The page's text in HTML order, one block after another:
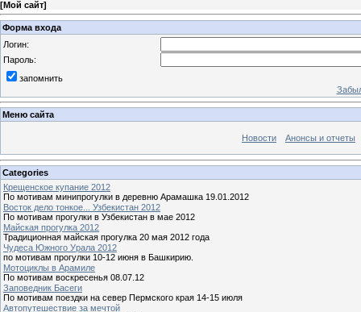
[Мой сайт]
Форма входа
Логин:
Пароль:
запомнить
Меню сайта
Новости Анонсы и отчеты
Categories
Крещенское купание 2012
По мотивам минипрогулки в деревню Арамашка 19.01.2012
Восток дело тонкое... Узбекистан 2012
По мотивам прогулки в Узбекистан в мае 2012
Майская прогулка 2012
Традиционная майская прогулка 20 мая 2012 года
Чудеса Южного Урала 2012
по мотивам прогулки 10-12 июня в Башкирию.
Мотоциклы в Арамиле
По мотивам воскресенья 08.07.12
Заповедник Басеги
По мотивам поездки на север Пермского края 14-15 июля
Автопутешествие за мечтой